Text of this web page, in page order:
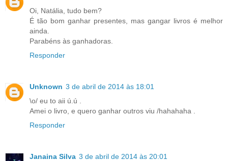
Oi, Natália, tudo bem?
É tão bom ganhar presentes, mas gangar livros é melhor
ainda.
Parabéns às ganhadoras.
Responder
Unknown 3 de abril de 2014 às 18:01
\o/ eu to aii ú.ú .
Amei o livro, e quero ganhar outros viu /hahahaha .
Responder
Janaina Silva 3 de abril de 2014 às 20:01